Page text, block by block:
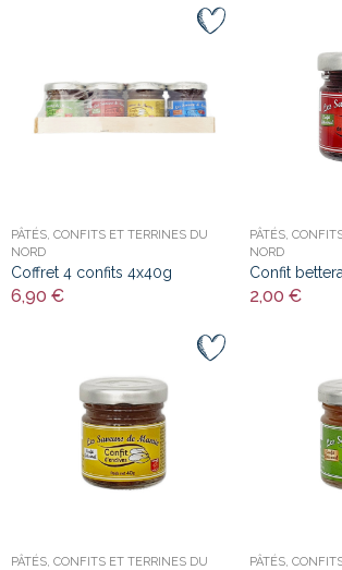
PÂTÉS, CONFITS ET TERRINES DU
NORD
Coffret 4 confits 4x40g
6,90 €
PÂTÉS,
NORD
Confit
2,00 €
PÂTÉS, CONFITS ET TERRINES DU
PÂTÉS,